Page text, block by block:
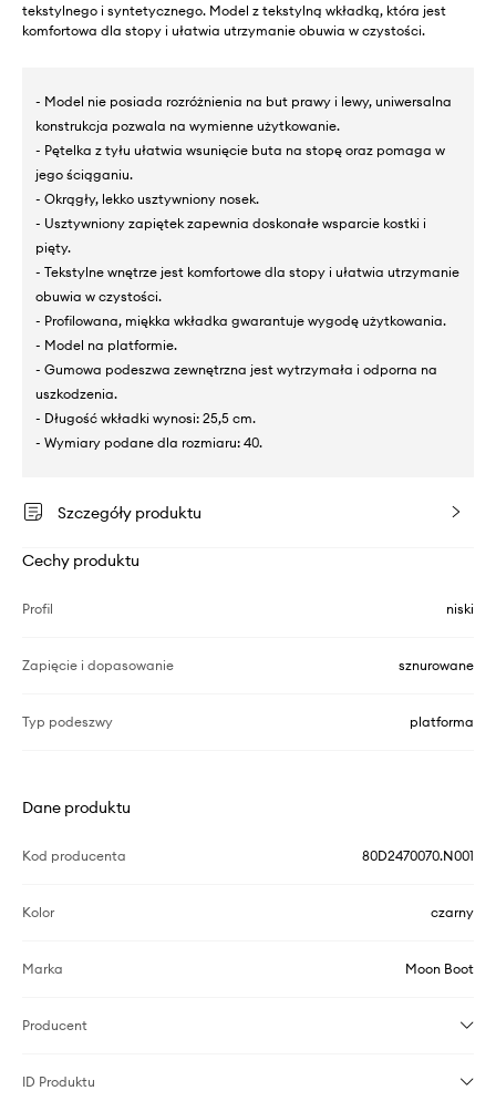
tekstylnego i syntetycznego. Model z tekstylną wkładką, która jest
komfortowa dla stopy i ułatwia utrzymanie obuwia w czystości.
- Model nie posiada rozróżnienia na but prawy i lewy, uniwersalna
konstrukcja pozwala na wymienne użytkowanie.
- Pętelka z tyłu ułatwia wsunięcie buta na stopę oraz pomaga w
jego ściąganiu.
- Okrągły, lekko usztywniony nosek.
- Usztywniony zapiętek zapewnia doskonałe wsparcie kostki i
pięty.
- Tekstylne wnętrze jest komfortowe dla stopy i ułatwia utrzymanie
obuwia w czystości.
- Profilowana, miękka wkładka gwarantuje wygodę użytkowania.
- Model na platformie.
- Gumowa podeszwa zewnętrzna jest wytrzymała i odporna na
uszkodzenia.
- Długość wkładki wynosi: 25,5 cm.
- Wymiary podane dla rozmiaru: 40.
Szczegóły produktu
Cechy produktu
Profil niski
Zapięcie i dopasowanie sznurowane
Typ podeszwy platforma
Dane produktu
Kod producenta 80D2470070.N001
Kolor czarny
Marka Moon Boot
Producent
ID Produktu